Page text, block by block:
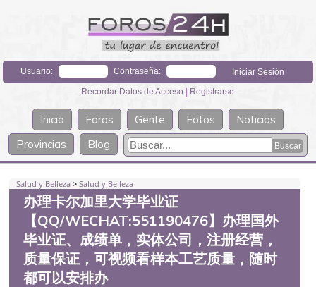
Usuario: Contraseña:
Recordar Datos de Acceso | Registrarse
Inicio Foros Gente Fotos
Noticias
Provincias
Blog
Salud y Belleza >Salud y Belleza
办理卡尔加里大学毕业证
【QQ/WECHAT:551190476】办理国外
毕业证、成绩单，实体公司，注册经营，
质量保证，可视频看样本工艺质量，随时
都可以安排办